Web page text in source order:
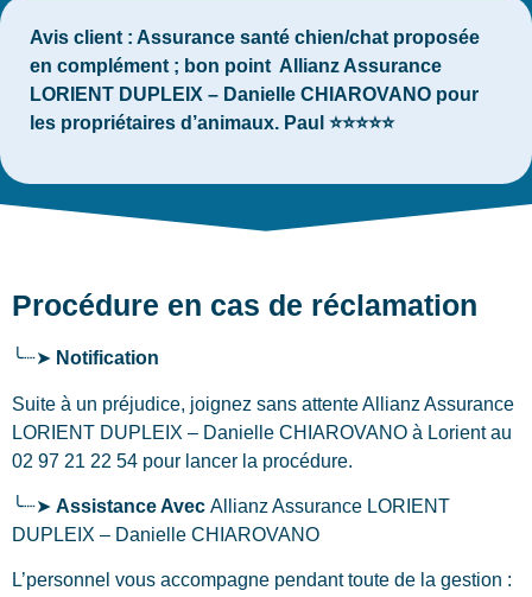
Avis client : Assurance santé chien/chat proposée
en complément ; bon point Allianz Assurance
LORIENT DUPLEIX – Danielle CHIAROVANO pour
les propriétaires d’animaux. Paul ⭐⭐⭐⭐⭐
Procédure en cas de réclamation
╰┈➤ Notification
Suite à un préjudice, joignez sans attente Allianz Assurance
LORIENT DUPLEIX – Danielle CHIAROVANO à Lorientau
02 97 21 22 54 pour lancer la procédure.
╰┈➤ Assistance Avec Allianz Assurance LORIENT
DUPLEIX – Danielle CHIAROVANO
L’personnel vous accompagne pendant toute de la gestion :